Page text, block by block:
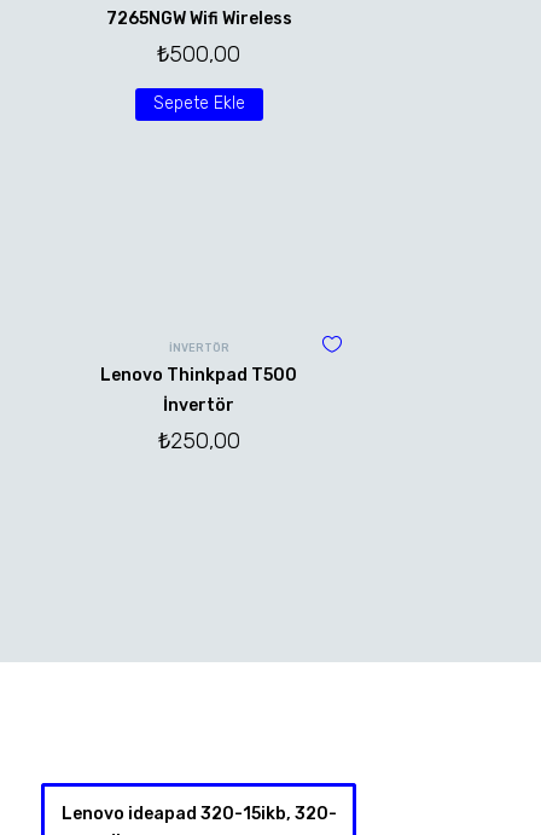
7265NGW Wifi Wireless
₺500,00
Sepete Ekle
İNVERTÖR
Lenovo Thinkpad T500
İnvertör
₺250,00
Lenovo ideapad 320-15ikb, 320-